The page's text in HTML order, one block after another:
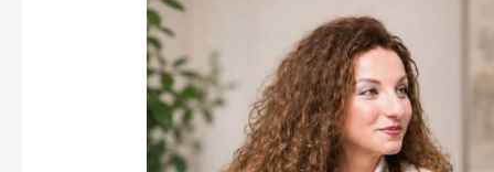
Coaching-
Kompetenz
sichtbar
machen